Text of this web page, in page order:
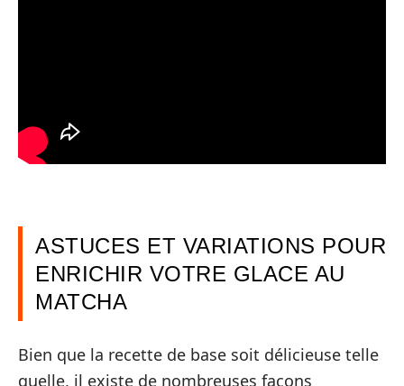
ASTUCES ET VARIATIONS POUR
ENRICHIR VOTRE GLACE AU
MATCHA
Bien que la recette de base soit délicieuse telle
quelle, il existe de nombreuses façons